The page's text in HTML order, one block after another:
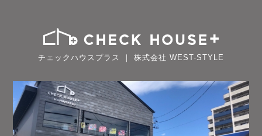
チェックハウスプラス ｜ 株式会社 WEST-STYLE